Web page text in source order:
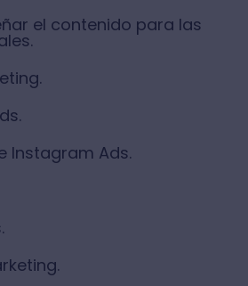
el contenido para las
Instagram Ads.